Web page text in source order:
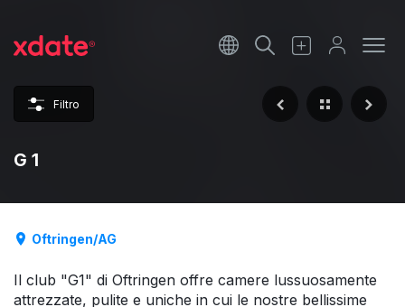
Filtro
G 1
Oftringen/AG
Il club "G1" di Oftringen offre camere lussuosamente
attrezzate, pulite e uniche in cui le nostre bellissime